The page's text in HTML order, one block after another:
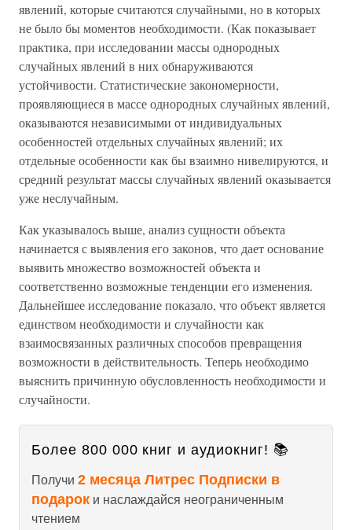
явлений, которые считаются случайными, но в которых
не было бы моментов необходимости. (Как показывает
практика, при исследовании массы однородных
случайных явлений в них обнаруживаются
устойчивости. Статистические закономерности,
проявляющиеся в массе однородных случайных явлений,
оказываются независимыми от индивидуальных
особенностей отдельных случайных явлений; их
отдельные особенности как бы взаимно нивелируются, и
средний результат массы случайных явлений оказывается
уже неслучайным.
Как указывалось выше, анализ сущности объекта
начинается с выявления его законов, что дает основание
выявить множество возможностей объекта и
соответственно возможные тенденции его изменения.
Дальнейшее исследование показало, что объект является
единством необходимости и случайности как
взаимосвязанных различных способов превращения
возможности в действительность. Теперь необходимо
выяснить причинную обусловленность необходимости и
случайности.
Более 800 000 книг и аудиокниг! 📚
Получи 2 месяца Литрес Подписки в
подарок и наслаждайся неограниченным
чтением